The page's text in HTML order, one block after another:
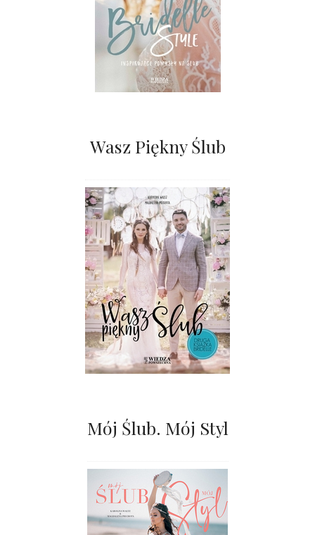
Wasz Piękny Ślub
Mój Ślub. Mój Styl